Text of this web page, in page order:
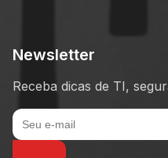
Newsletter
Receba dicas de TI,